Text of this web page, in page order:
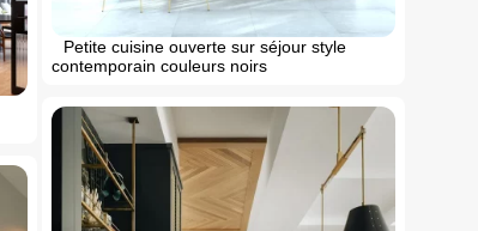
Petite cuisine ouverte sur séjour style
contemporain couleurs noirs